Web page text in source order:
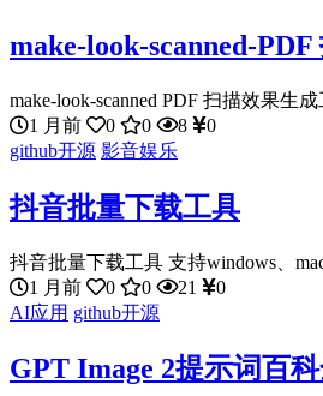
make-look-scanned-
make-look-scanned PDF 扫描效果生
1 月前
0 0 8
0
github开源 影音娱乐
抖音批量下载工具
抖音批量下载工具 支持windows、
1 月前
0 0 21
0
AI应用 github开源
GPT Image 2提示词百